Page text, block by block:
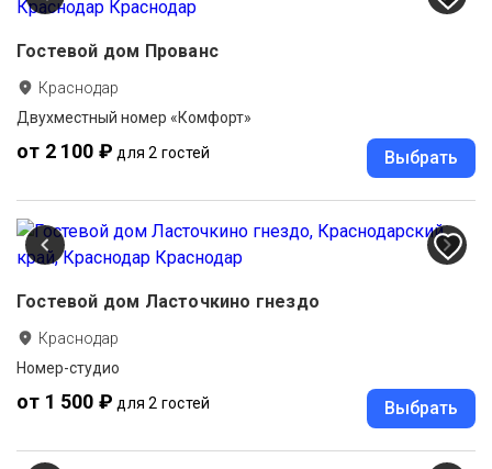
Гостевой дом Прованс
Краснодар
Двухместный номер «Комфорт»
от 2 100 ₽ для 2 гостей Выбрать
Гостевой дом Ласточкино гнездо
Краснодар
Номер-студио
от 1 500 ₽ для 2 гостей Выбрать